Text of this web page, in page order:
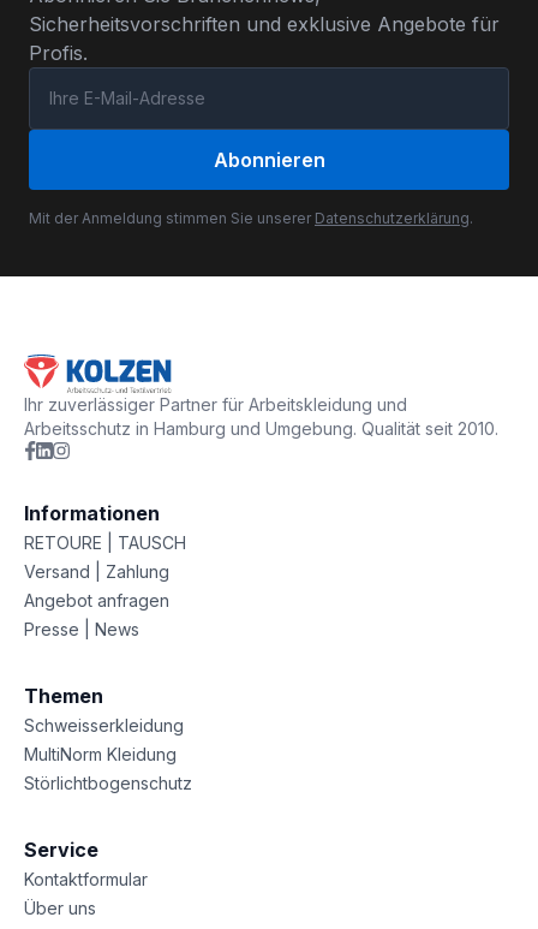
Sicherheitsvorschriften und exklusive Angebote für
Profis.
Abonnieren
Mit der Anmeldung stimmen Sie unserer Datenschutzerklärung.
Ihr zuverlässiger Partner für Arbeitskleidung und
Arbeitsschutz in Hamburg und Umgebung. Qualität seit 2010.
Informationen
RETOURE | TAUSCH
Versand | Zahlung
Angebot anfragen
Presse | News
Themen
Schweisserkleidung
MultiNorm Kleidung
Störlichtbogenschutz
Service
Kontaktformular
Über uns